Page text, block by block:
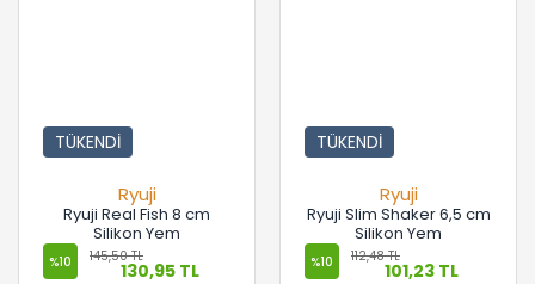
TÜKENDİ
Ryuji
Ryuji Real Fish 8 cm
Silikon Yem
%10 145,50 TL
130,95 TL
TÜKENDİ
Ryuji
Ryuji Slim Shaker 6,5 cm
Silikon Yem
%10 112,48 TL
101,23 TL